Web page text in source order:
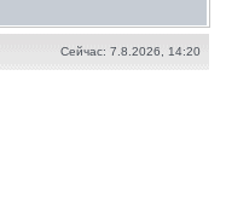
Сейчас: 7.8.2026, 14:20